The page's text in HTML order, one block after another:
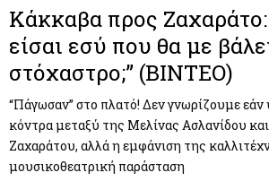
Κάκκαβα προς Zαχαράτο:
είσαι εσύ που θα με
στόχαστρο;” (ΒΙΝΤΕΟ)
“Πάγωσαν” στο πλατό! Δεν γνωρίζουμε εάν
κόντρα μεταξύ της Μελίνας Ασλανίδου
Ζαχαράτου, αλλά η εμφάνιση της
μουσικοθεατρική παράσταση